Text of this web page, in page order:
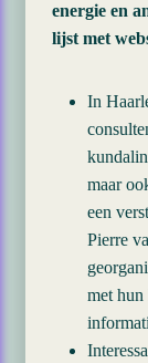
energie en
lijst met
In
maar
een
Pierre
met